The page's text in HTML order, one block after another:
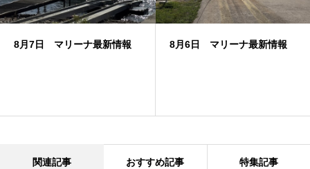
8月7日 マリーナ最新情報 8月6日 マリーナ最新情報
関連記事 おすすめ記事 特集記事